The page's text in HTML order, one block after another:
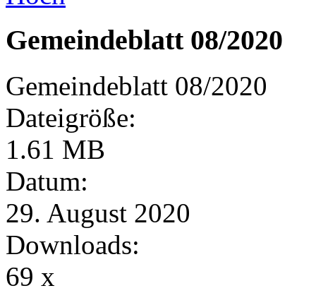
Gemeindeblatt 08/2020
Gemeindeblatt 08/2020
Dateigröße:
1.61 MB
Datum:
29. August 2020
Downloads:
69 x